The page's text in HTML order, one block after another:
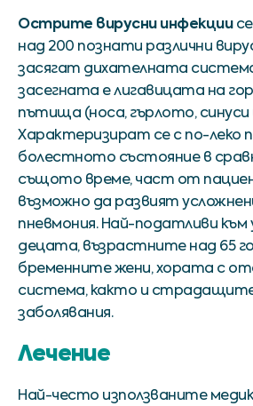
Острите вирусни инфекции
над 200 познати различни
засягат дихателната
засегната е лигавицата на
пътища (носа, гърлото, синуси
Характеризират се с по-леко
болестното състояние в
същото време, част от
възможно да развият
пневмония. Най-податливи към
децата, възрастните над 65
бременните жени, хората с
система, както и
заболявания.
Лечение
Най-често използваните